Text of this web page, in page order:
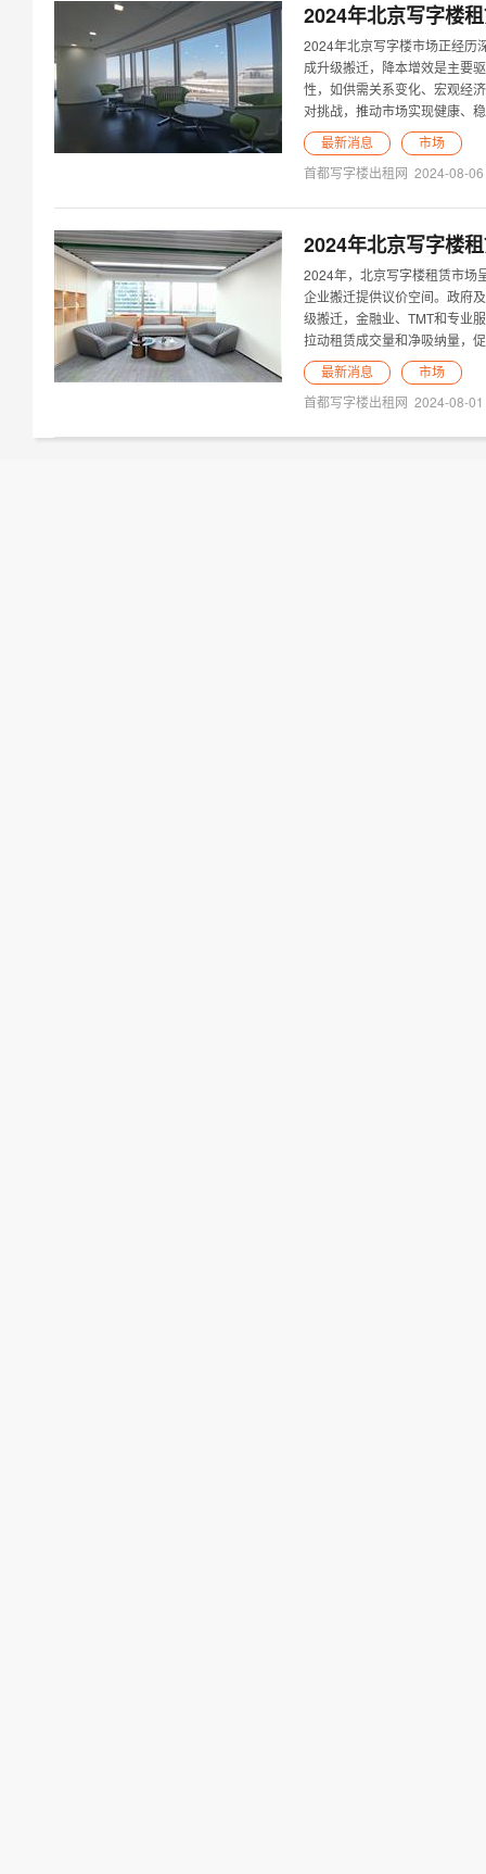
2024年北京写字楼
2024年北京写字楼市场正经历
成升级搬迁，降本增效是主要
性，如供需关系变化、宏观经
对挑战，推动市场实现健康、
最新消息 市场
首都写字楼出租网 2024-08-
2024年北京写字楼
2024年，北京写字楼租赁市场
企业搬迁提供议价空间。政府
级搬迁，金融业、TMT和专业
拉动租赁成交量和净吸纳量，
最新消息 市场
首都写字楼出租网 2024-08-